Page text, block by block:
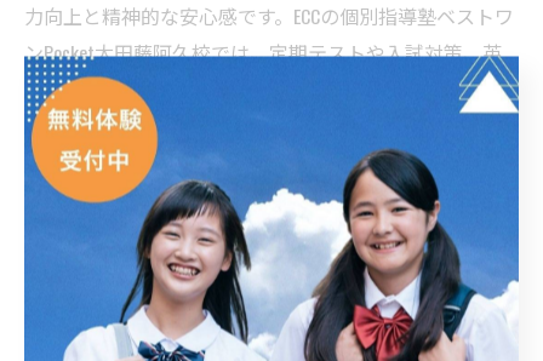
力向上と精神的な安心感です。ECCの個別指導塾ベストワ
ンPocket太田藤阿久校では、定期テストや入試対策、英
検などの資格取得に向けた徹底サポートが行われてお
り、生徒一人ひとりの成績アップや目標達成を実現して
います。
特に、定期的な学習状況のフィードバックや保護者との
情報共有体制、学習意欲を引き出す声かけなど、安心し
て学べる環境づくりが徹底されています。部活動や習い
事と両立しながら無理なく通塾できる点も、多くの生徒